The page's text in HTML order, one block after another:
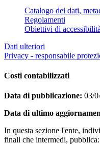
Catalogo dei dati,
Regolamenti
Obiettivi di accessibilità
Dati ulteriori
Privacy - responsabile
Costi contabilizzati
Data di pubblicazione: 03/
Data di ultimo
In questa sezione l'ente,
finali che intermedi, pubblica: